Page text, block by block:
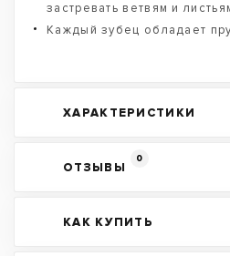
застревать ветвям и
Каждый зубец обладает
ХАРАКТЕРИСТИКИ
ОТЗЫВЫ
0
КАК КУПИТЬ